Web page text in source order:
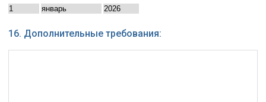
16. Дополнительные требования: